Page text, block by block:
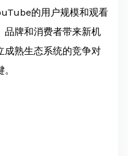
的用户规模和观看
品牌和消费者带来新机
成熟生态系统的竞争对